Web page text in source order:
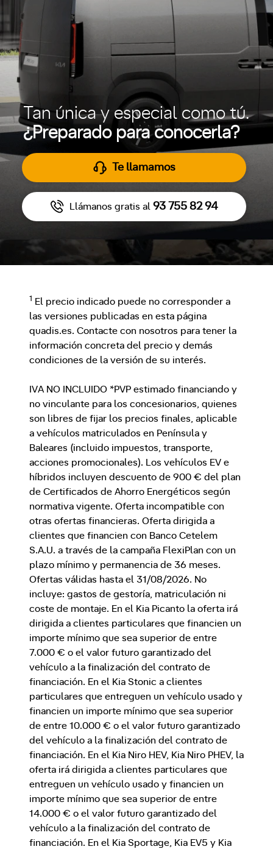
Tan única y especial como tú.
¿Preparado para conocerla?
Te llamamos
Llámanos gratis al 93 755 82 94
1
El precio indicado puede no corresponder a
las versiones publicadas en esta página
quadis.es. Contacte con nosotros para tener la
información concreta del precio y demás
condiciones de la versión de su interés.
IVA NO INCLUIDO *PVP estimado financiando y
no vinculante para los concesionarios, quienes
son libres de fijar los precios finales, aplicable
a vehículos matriculados en Península y
Baleares (incluido impuestos, transporte,
acciones promocionales). Los vehículos EV e
híbridos incluyen descuento de 900 € del plan
de Certificados de Ahorro Energéticos según
normativa vigente. Oferta incompatible con
otras ofertas financieras. Oferta dirigida a
clientes que financien con Banco Cetelem
S.A.U. a través de la campaña FlexiPlan con un
plazo mínimo y permanencia de 36 meses.
Ofertas válidas hasta el 31/08/2026. No
incluye: gastos de gestoría, matriculación ni
coste de montaje. En el Kia Picanto la oferta irá
dirigida a clientes particulares que financien un
importe mínimo que sea superior de entre
7.000 € o el valor futuro garantizado del
vehículo a la finalización del contrato de
financiación. En el Kia Stonic a clientes
particulares que entreguen un vehículo usado y
financien un importe mínimo que sea superior
de entre 10.000 € o el valor futuro garantizado
del vehículo a la finalización del contrato de
financiación. En el Kia Niro HEV, Kia Niro PHEV, la
oferta irá dirigida a clientes particulares que
entreguen un vehículo usado y financien un
importe mínimo que sea superior de entre
14.000 € o el valor futuro garantizado del
vehículo a la finalización del contrato de
financiación. En el Kia Sportage, Kia EV5 y Kia